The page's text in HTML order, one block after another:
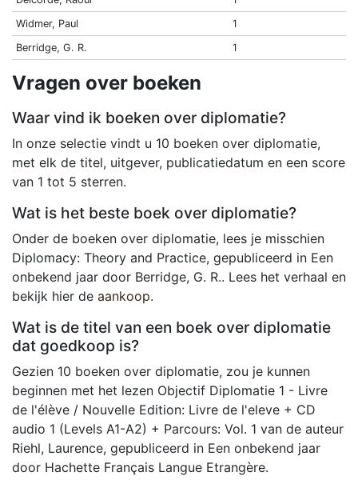
Widmer, Paul
1
Berridge, G. R.
1
Vragen over boeken
Waar vind ik boeken over diplomatie?
In onze selectie vindt u 10 boeken over diplomatie,
met elk de titel, uitgever, publicatiedatum en een score
van 1 tot 5 sterren.
Wat is het beste boek over diplomatie?
Onder de boeken over diplomatie, lees je misschien
Diplomacy: Theory and Practice, gepubliceerd in Een
onbekend jaar door Berridge, G. R.. Lees het verhaal en
bekijk hier de aankoop.
Wat is de titel van een boek over diplomatie
dat goedkoop is?
Gezien 10 boeken over diplomatie, zou je kunnen
beginnen met het lezen Objectif Diplomatie 1 - Livre
de l'élève / Nouvelle Edition: Livre de l'eleve + CD
audio 1 (Levels A1-A2) + Parcours: Vol. 1 van de auteur
Riehl, Laurence, gepubliceerd in Een onbekend jaar
door Hachette Français Langue Etrangère.